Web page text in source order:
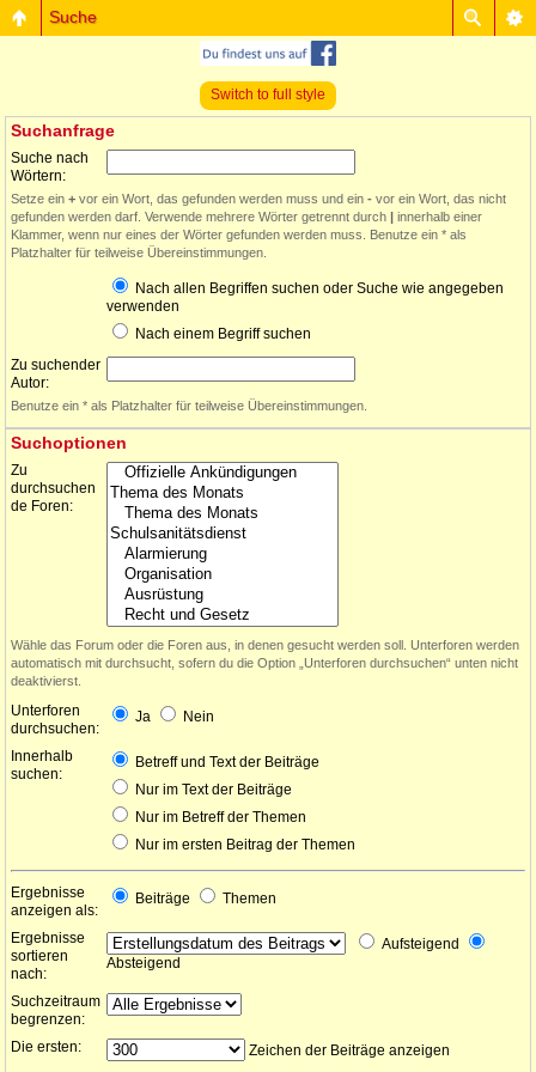
Suche
Switch to full style
Suchanfrage
Suche nach
Wörtern:
Setze ein + vor ein Wort, das gefunden werden muss und ein - vor ein Wort, das nicht
gefunden werden darf. Verwende mehrere Wörter getrennt durch | innerhalb einer
Klammer, wenn nur eines der Wörter gefunden werden muss. Benutze ein * als
Platzhalter für teilweise Übereinstimmungen.
Nach allen Begriffen suchen oder Suche wie angegeben
verwenden
Nach einem Begriff suchen
Zu suchender
Autor:
Benutze ein * als Platzhalter für teilweise Übereinstimmungen.
Suchoptionen
Zu
durchsuchen
de Foren:
Wähle das Forum oder die Foren aus, in denen gesucht werden soll. Unterforen werden
automatisch mit durchsucht, sofern du die Option „Unterforen durchsuchen“ unten nicht
deaktivierst.
Unterforen
durchsuchen:
Ja Nein
Innerhalb
suchen:
Betreff und Text der Beiträge
Nur im Text der Beiträge
Nur im Betreff der Themen
Nur im ersten Beitrag der Themen
Ergebnisse
anzeigen als:
Beiträge Themen
Ergebnisse
sortieren
nach:
Aufsteigend
Absteigend
Suchzeitraum
begrenzen:
Die ersten:
Zeichen der Beiträge anzeigen